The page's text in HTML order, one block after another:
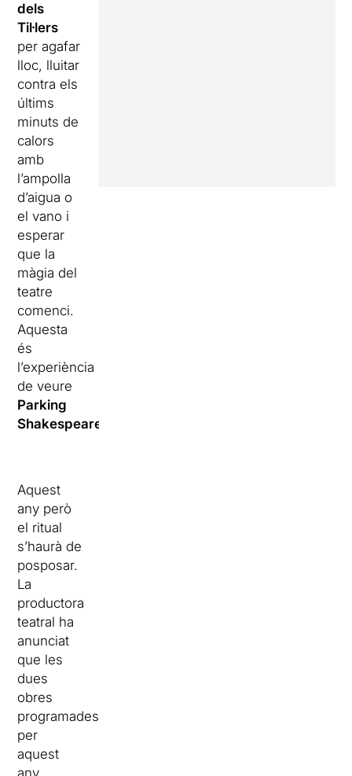
dels
Til·lers
per agafar
lloc, lluitar
contra els
últims
minuts de
calors
amb
l’ampolla
d’aigua o
el vano i
esperar
que la
màgia del
teatre
comenci.
Aquesta
és
l’experiència
de veure
Parking
Shakespeare
Aquest
any però
el ritual
s’haurà de
posposar.
La
productora
teatral ha
anunciat
que les
dues
obres
programades
per
aquest
any